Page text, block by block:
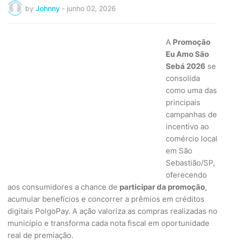
by Johnny - junho 02, 2026
A Promoção
Eu Amo São
Sebá 2026 se
consolida
como uma das
principais
campanhas de
incentivo ao
comércio local
em São
Sebastião/SP,
oferecendo
aos consumidores a chance de participar da promoção,
acumular benefícios e concorrer a prêmios em créditos
digitais PolgoPay. A ação valoriza as compras realizadas no
município e transforma cada nota fiscal em oportunidade
real de premiação.